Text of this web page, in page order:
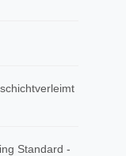
Standard -